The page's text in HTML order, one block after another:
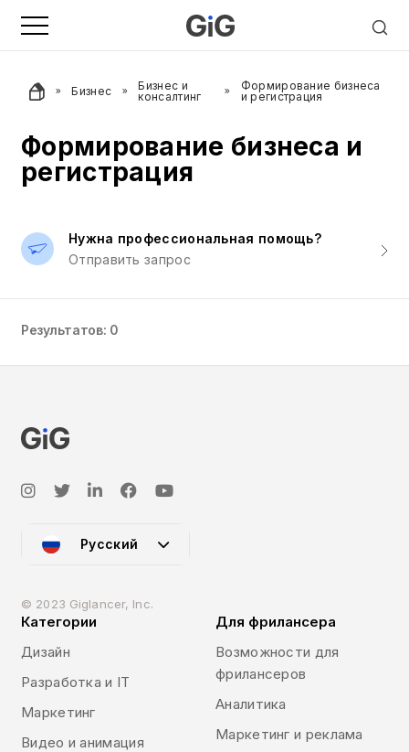
Бизнес
Бизнес и
консалтинг
Формирование бизнеса
и регистрация
Формирование бизнеса и
регистрация
Нужна профессиональная помощь?
Отправить запрос
Результатов: 0
Русский
© 2023 Giglancer, Inc.
Категории
Дизайн
Разработка и IT
Маркетинг
Видео и анимация
Для фрилансера
Возможности для
фрилансеров
Аналитика
Маркетинг и реклама